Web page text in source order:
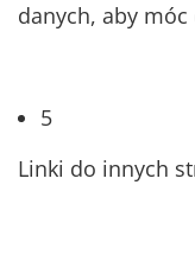
danych, aby móc
5
Linki do innych